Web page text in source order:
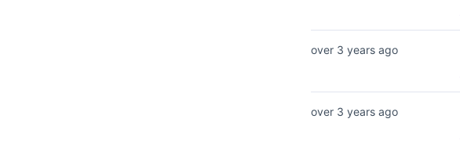
over 3 years ago
over 3 years ago